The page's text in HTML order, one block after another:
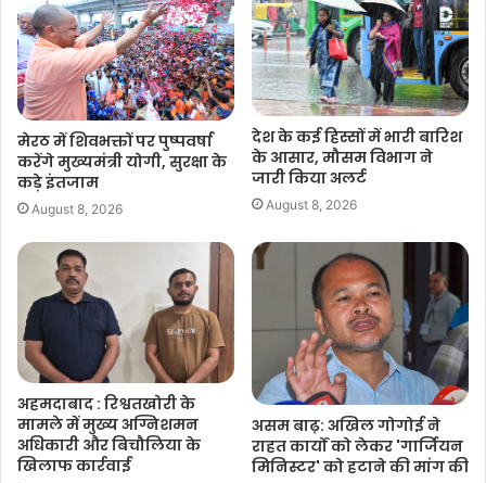
मेरठ में शिवभक्तों पर पुष्पवर्षा
करेंगे मुख्यमंत्री योगी, सुरक्षा के
कड़े इंतजाम
August 8, 2026
देश के कई हिस्सों में भारी बारिश
के आसार, मौसम विभाग ने
जारी किया अलर्ट
August 8, 2026
अहमदाबाद : रिश्वतखोरी के
मामले में मुख्य अग्निशमन
अधिकारी और बिचौलिया के
खिलाफ कार्रवाई
असम बाढ़: अखिल गोगोई ने
राहत कार्यों को लेकर 'गार्जियन
मिनिस्टर' को हटाने की मांग की